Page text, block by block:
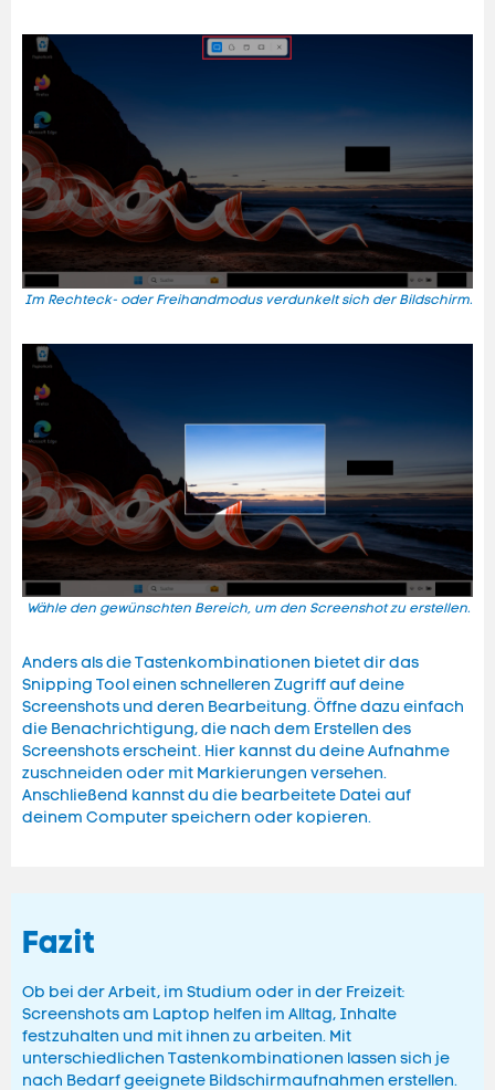
Im Rechteck- oder Freihandmodus verdunkelt sich der Bildschirm.
Wähle den gewünschten Bereich, um den Screenshot zu erstellen.
Anders als die Tastenkombinationen bietet dir das
Snipping Tool einen schnelleren Zugriff auf deine
Screenshots und deren Bearbeitung. Öffne dazu einfach
die Benachrichtigung, die nach dem Erstellen des
Screenshots erscheint. Hier kannst du deine Aufnahme
zuschneiden oder mit Markierungen versehen.
Anschließend kannst du die bearbeitete Datei auf
deinem Computer speichern oder kopieren.
Fazit
Ob bei der Arbeit, im Studium oder in der Freizeit:
Screenshots am Laptop helfen im Alltag, Inhalte
festzuhalten und mit ihnen zu arbeiten. Mit
unterschiedlichen Tastenkombinationen lassen sich je
nach Bedarf geeignete Bildschirmaufnahmen erstellen.